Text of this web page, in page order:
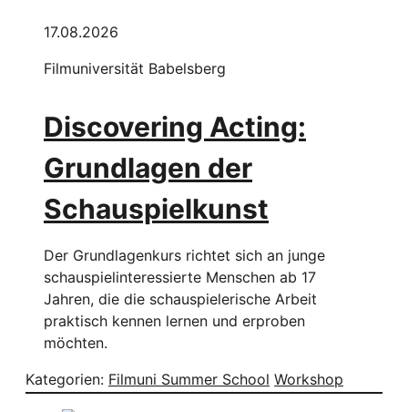
17.08.2026
Filmuniversität Babelsberg
Discovering Acting:
Grundlagen der
Schauspielkunst
Der Grundlagenkurs richtet sich an junge
schauspielinteressierte Menschen ab 17
Jahren, die die schauspielerische Arbeit
praktisch kennen lernen und erproben
möchten.
Kategorien: Filmuni Summer School Workshop